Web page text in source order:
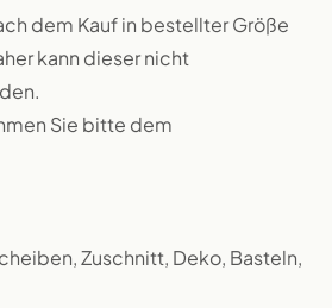
dem Kauf in bestellter Größe
kann dieser nicht
Sie bitte dem
Zuschnitt, Deko, Basteln,